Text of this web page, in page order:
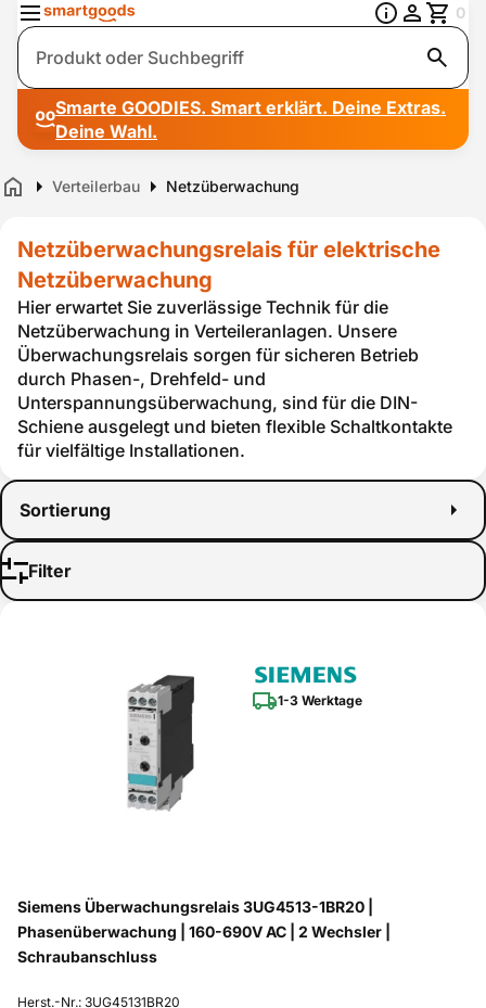
Suche
0
Smarte GOODIES. Smart erklärt. Deine Extras.
Deine Wahl.
Home Verteilerbau Netzüberwachung
Sortierung
Filter
Netzüberwachungsrelais für elektrische
Netzüberwachung
Hier erwartet Sie zuverlässige Technik für die
Netzüberwachung in Verteileranlagen. Unsere
Überwachungsrelais sorgen für sicheren Betrieb
durch Phasen-, Drehfeld- und
Unterspannungsüberwachung, sind für die DIN-
Schiene ausgelegt und bieten flexible Schaltkontakte
für vielfältige Installationen.
1-3 Werktage
Siemens Überwachungsrelais 3UG4513-1BR20 |
Phasenüberwachung | 160-690V AC | 2 Wechsler |
Schraubanschluss
Herst.-Nr.: 3UG45131BR20